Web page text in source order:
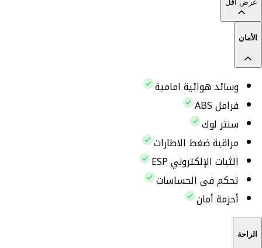
عرض أقل
الأمان
وسائد هوائية امامية
فرامل ABS
سنتر لوك
مراقبة ضغط الاطارات
الثبات الإلكتروني ESP
تحكم فى الحساسات
أحزمة أمان
الراحة